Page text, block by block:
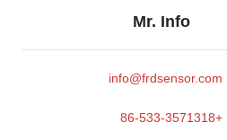
Mr. Info
info@frdsensor.com
+86-533-3571318